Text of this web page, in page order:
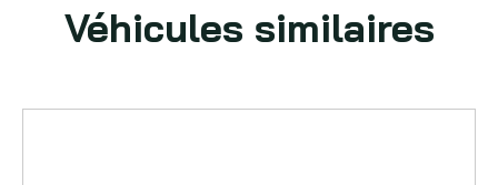
Véhicules similaires